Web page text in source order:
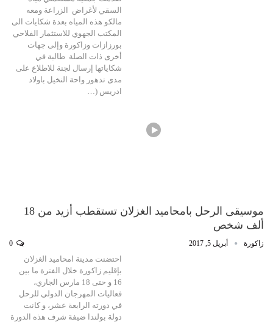
السقي لأغراض الزراعة ومعه
مالكو هذه المياه بعدة شكايات الى
المكتب الجهوي للاستثمار الفلاحي
بورزازات وزاكورة وإلى جهات
أخرى ذات الصلة طالبة في
شكاياتها إرسال لجنة للاطلاع على
مدى تدهور واحة النخيل باولاد
ادريس (…
موسيقى الرحل بامحاميد الغزلان تستقطب أزيد من 18
ألف شخص
زاكورة أبريل 5, 2017
احتضنت مدينة امحاميد الغزلان
بإقليم زاكورة خلال الفترة ما بين
16 و حتى 18 مارس الجاري،
فعاليات المهرجان الدولي للرحل
في دورته الرابعة عشر، و كانت
دولة بولندا ضيفة شرف هذه الدورة